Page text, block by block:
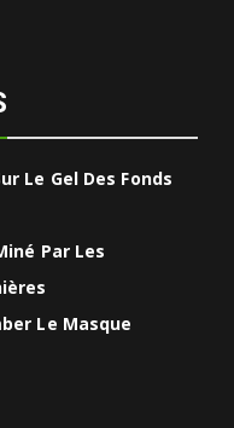
Le Gel Des Fonds
Par Les
Le Masque